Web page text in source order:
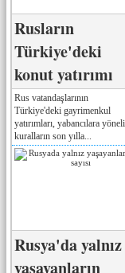
Rusların
Türkiye'deki
konut yatırımı
Rus vatandaşlarının
Türkiye'deki gayrimenkul
yatırımları, yabancılara
kuralların son yılla...
Rusya'da yalnız
yaşayanların